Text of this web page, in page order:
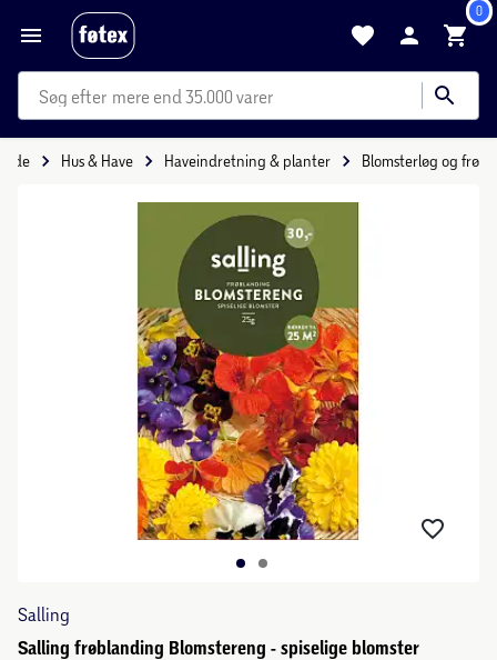
0
mere end 35.000 varer
Hus & Have Haveindretning & planter Blomsterløg og frø
Salling
Salling frøblanding Blomstereng - spiselige blomster